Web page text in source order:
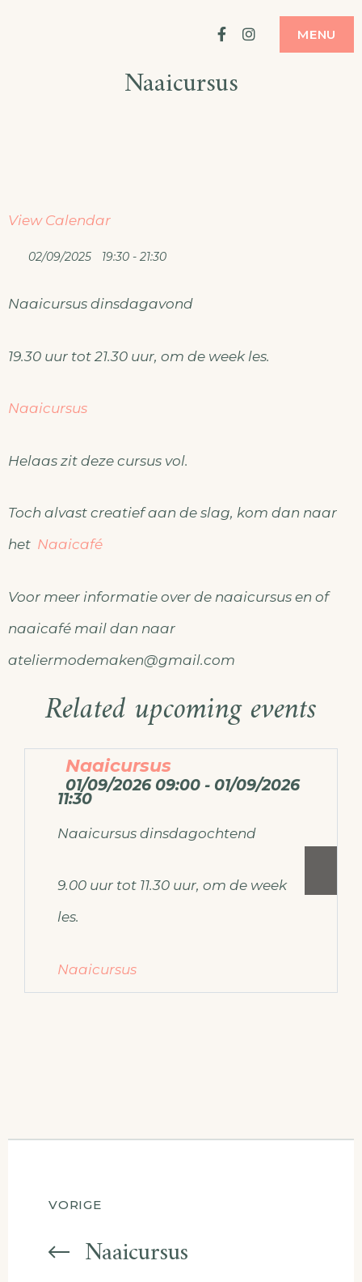
FacebookInstagram
MENU
Naaicursus
View Calendar
02/09/2025 19:30 - 21:30
Naaicursus dinsdagavond
19.30 uur tot 21.30 uur, om de week les.
Naaicursus
Helaas zit deze cursus vol.
Toch alvast creatief aan de slag, kom dan naar
het Naaicafé
Voor meer informatie over de naaicursus en of
naaicafé mail dan naar
ateliermodemaken@gmail.com
Related upcoming events
Naaicursus
01/09/2026 09:00 - 01/09/2026
11:30
Naaicursus dinsdagochtend
9.00 uur tot 11.30 uur, om de week
les.
Naaicursus
Berichtnavigatie
VORIGE
Naaicursus